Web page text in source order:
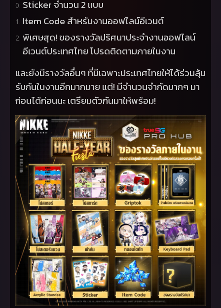
Stickerจำนวน 2 แบบ
Item Code สำหรับงานออฟไลน์อีเวนต์
พิเศษสุด! ของรางวัลปริศนาประจำงานออฟไลน์
อีเวนต์ประเทศไทย โปรดติดตามภายในงาน
และยังมีรางวัลอื่นๆ ที่มีเฉพาะประเทศไทยให้ได้ร่วมลุ้น
รับกันในงานอีกมากมาย แต่! มีจำนวนจำกัดมากๆ มา
ก่อนได้ก่อนนะ เตรียมตัวกันมาให้พร้อม!